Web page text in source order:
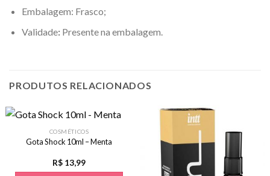
Embalagem: Frasco;
Validade:Presente na embalagem.
PRODUTOS RELACIONADOS
COSMÉTICOS
Gota Shock 10ml – Menta
R$ 13,99